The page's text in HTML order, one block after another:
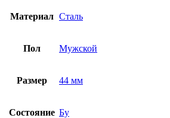
Материал Сталь
Пол Мужской
Размер 44 мм
Состояние Бу